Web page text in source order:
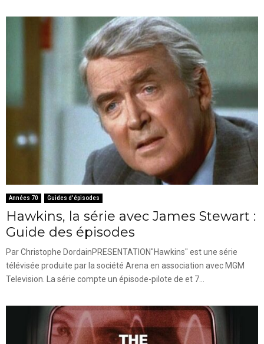
Années 70 Guides d'épisodes
Hawkins, la série avec James Stewart :
Guide des épisodes
Par Christophe DordainPRESENTATION"Hawkins" est une série
télévisée produite par la société Arena en association avec MGM
Television. La série compte un épisode-pilote de et 7...